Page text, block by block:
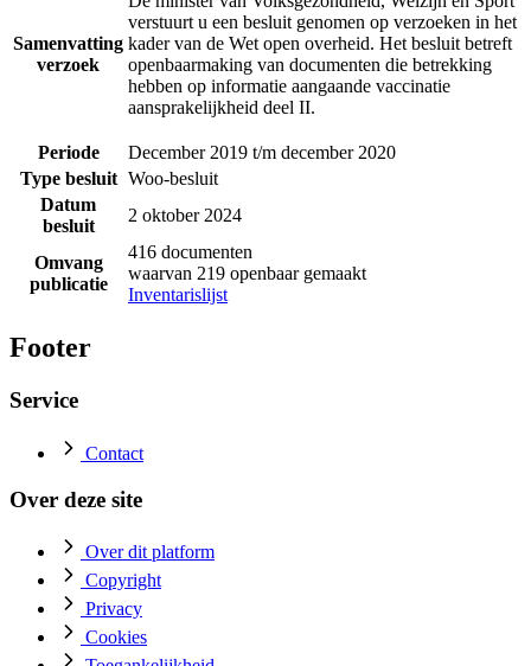
Samenvatting
verzoek
verstuurt u een besluit genomen op verzoeken in het
kader van de Wet open overheid. Het besluit betreft
openbaarmaking van documenten die betrekking
hebben op informatie aangaande vaccinatie
aansprakelijkheid deel II.
Periode
December 2019 t/m december 2020
Type besluit Woo-besluit
Datum
besluit
2 oktober 2024
Omvang
publicatie
416 documenten
waarvan 219 openbaar gemaakt
Inventarislijst
Footer
Service
Contact
Over deze site
Over dit platform
Copyright
Privacy
Cookies